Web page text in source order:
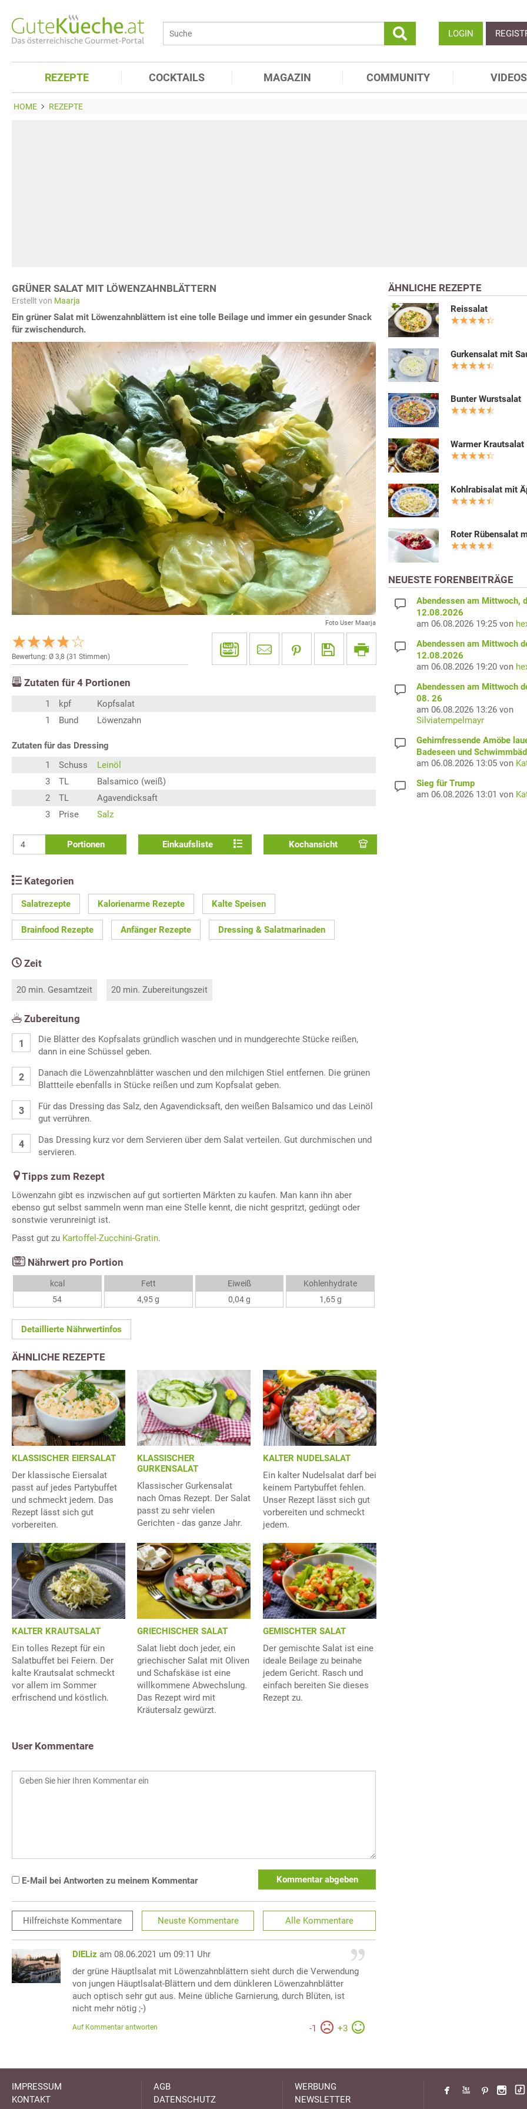
LOGIN
REZEPTE COCKTAILS MAGAZIN COMMUNITY VIDEOS
HOME REZEPTE
GRÜNER SALAT MIT LÖWENZAHNBLÄTTERN
Erstellt von Maarja
Ein grüner Salat mit Löwenzahnblättern ist eine tolle Beilage und immer ein gesunder Snack
für zwischendurch.
Foto User Maarja
Bewertung: Ø 3,8 (31 Stimmen)
Zutaten für 4 Portionen
1 kpf
Kopfsalat
1
Bund Löwenzahn
Zutaten für das Dressing
1
Schuss
Leinöl
3
TL
Balsamico (weiß)
2
TL
Agavendicksaft
3
Prise Salz
Portionen Einkaufsliste Kochansicht
Kategorien
Salatrezepte Kalorienarme Rezepte Kalte Speisen
Brainfood Rezepte Anfänger Rezepte Dressing & Salatmarinaden
Zeit
20 min. Gesamtzeit 20 min. Zubereitungszeit
Zubereitung
Die Blätter des Kopfsalats gründlich waschen und in mundgerechte Stücke reißen,
dann in eine Schüssel geben.
Danach die Löwenzahnblätter waschen und den milchigen Stiel entfernen. Die grünen
Blattteile ebenfalls in Stücke reißen und zum Kopfsalat geben.
Für das Dressing das Salz, den Agavendicksaft, den weißen Balsamico und das Leinöl
gut verrühren.
Das Dressing kurz vor dem Servieren über dem Salat verteilen. Gut durchmischen und
servieren.
Tipps zum Rezept
Löwenzahn gibt es inzwischen auf gut sortierten Märkten zu kaufen. Man kann ihn aber
ebenso gut selbst sammeln wenn man eine Stelle kennt, die nicht gespritzt, gedüngt oder
sonstwie verunreinigt ist.
Passt gut zu Kartoffel-Zucchini-Gratin.
Nährwert pro Portion
kcal
54
Fett
4,95 g
Eiweiß
0,04 g
Kohlenhydrate
1,65 g
Detaillierte Nährwertinfos
ÄHNLICHE REZEPTE
KLASSISCHER EIERSALAT
Der klassische Eiersalat
passt auf jedes Partybuffet
und schmeckt jedem. Das
Rezept lässt sich gut
vorbereiten.
KLASSISCHER
GURKENSALAT
Klassischer Gurkensalat
nach Omas Rezept. Der Salat
passt zu sehr vielen
Gerichten - das ganze Jahr.
KALTER NUDELSALAT
Ein kalter Nudelsalat darf bei
keinem Partybuffet fehlen.
Unser Rezept lässt sich gut
vorbereiten und schmeckt
jedem.
KALTER KRAUTSALAT
Ein tolles Rezept für ein
Salatbuffet bei Feiern. Der
kalte Krautsalat schmeckt
vor allem im Sommer
erfrischend und köstlich.
GRIECHISCHER SALAT
Salat liebt doch jeder, ein
griechischer Salat mit Oliven
und Schafskäse ist eine
willkommene Abwechslung.
Das Rezept wird mit
Kräutersalz gewürzt.
GEMISCHTER SALAT
Der gemischte Salat ist eine
ideale Beilage zu beinahe
jedem Gericht. Rasch und
einfach bereiten Sie dieses
Rezept zu.
User Kommentare
E-Mail bei Antworten zu meinem Kommentar Kommentar abgeben
Hilfreichste Kommentare Neuste Kommentare Alle Kommentare
DIELiz am 08.06.2021 um 09:11 Uhr
der grüne Häuptlsalat mit Löwenzahnblättern sieht durch die Verwendung
von jungen Häuptlsalat-Blättern und dem dünkleren Löwenzahnblätter
auch optisch sehr gut aus. Meine übliche Garnierung, durch Blüten, ist
nicht mehr nötig ;-)
-1 +3
Auf Kommentar antworten
ÄHNLICHE REZEPTE
Reissalat
Gurkensalat mit
Bunter Wurstsalat
Warmer Krautsalat
Kohlrabisalat mit
Roter Rübensalat
NEUESTE FORENBEITRÄGE
Abendessen am Mittwoch,
12.08.2026
am 06.08.2026 19:25 von
Abendessen am Mittwoch
12.08.2026
am 06.08.2026 19:20 von
Abendessen am Mittwoch
08. 26
am 06.08.2026 13:26 von
Silviatempelmayr
Gehirnfressende Amöbe
Badeseen und
am 06.08.2026 13:05 von
Sieg für Trump
am 06.08.2026 13:01 von
IMPRESSUM
KONTAKT
AGB
DATENSCHUTZ
WERBUNG
NEWSLETTER